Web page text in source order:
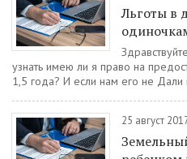
Льготы в
узнать имею ли я право на
1,5 года? И если нам его не Дали
25 август